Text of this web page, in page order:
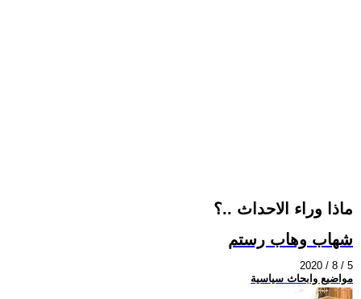
ماذا وراء الاحداث ..؟
شهاب وهاب رستم
2020 / 8 / 5
مواضيع وابحاث سياسية